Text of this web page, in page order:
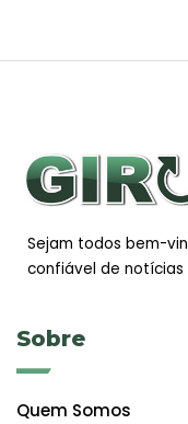
Sejam todos bem-
confiável de notícias
Sobre
Quem Somos